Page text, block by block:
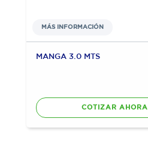
MÁS INFORMACIÓN
MANGA 3.0 MTS
COTIZAR AHORA